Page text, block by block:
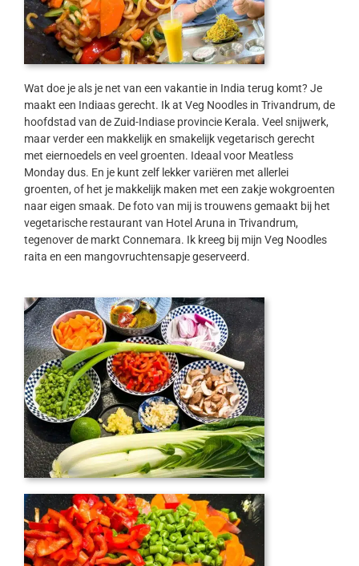
Wat doe je als je net van een vakantie in India terug komt? Je
maakt een Indiaas gerecht. Ik at Veg Noodles in Trivandrum, de
hoofdstad van de Zuid-Indiase provincie Kerala. Veel snijwerk,
maar verder een makkelijk en smakelijk vegetarisch gerecht
met eiernoedels en veel groenten. Ideaal voor Meatless
Monday dus. En je kunt zelf lekker variëren met allerlei
groenten, of het je makkelijk maken met een zakje wokgroenten
naar eigen smaak. De foto van mij is trouwens gemaakt bij het
vegetarische restaurant van Hotel Aruna in Trivandrum,
tegenover de markt Connemara. Ik kreeg bij mijn Veg Noodles
raita en een mangovruchtensapje geserveerd.